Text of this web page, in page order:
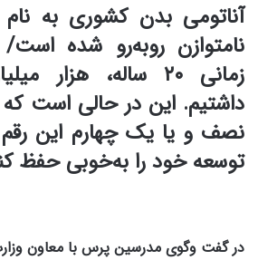
آناتومی بدن کشوری به نام
نامتوازن روبه‌رو شده
زمانی ۲۰ ساله، هزار
داشتیم. این در حالی است
نصف و یا یک چهارم این رقم
توسعه خود را به‌خوبی حفظ
در گفت وگوی مدرسین پرس با معاون